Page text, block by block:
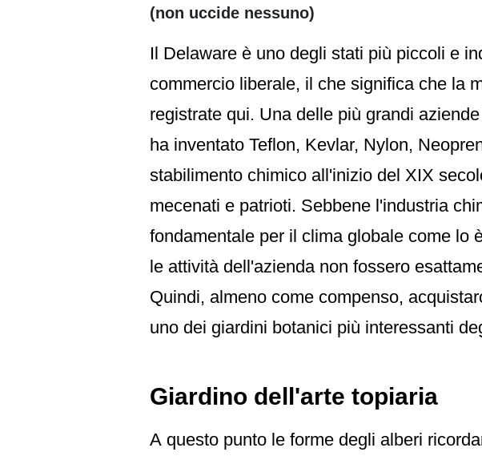
(non uccide nessuno)
Il Delaware è uno degli stati più piccoli e
commercio liberale, il che significa che la
registrate qui. Una delle più grandi
ha inventato Teflon, Kevlar, Nylon,
stabilimento chimico all'inizio del XIX
mecenati e patrioti. Sebbene l'industria
fondamentale per il clima globale come lo
le attività dell'azienda non fossero
Quindi, almeno come compenso,
uno dei giardini botanici più interessanti
Giardino dell'arte topiaria
A questo punto le forme degli alberi